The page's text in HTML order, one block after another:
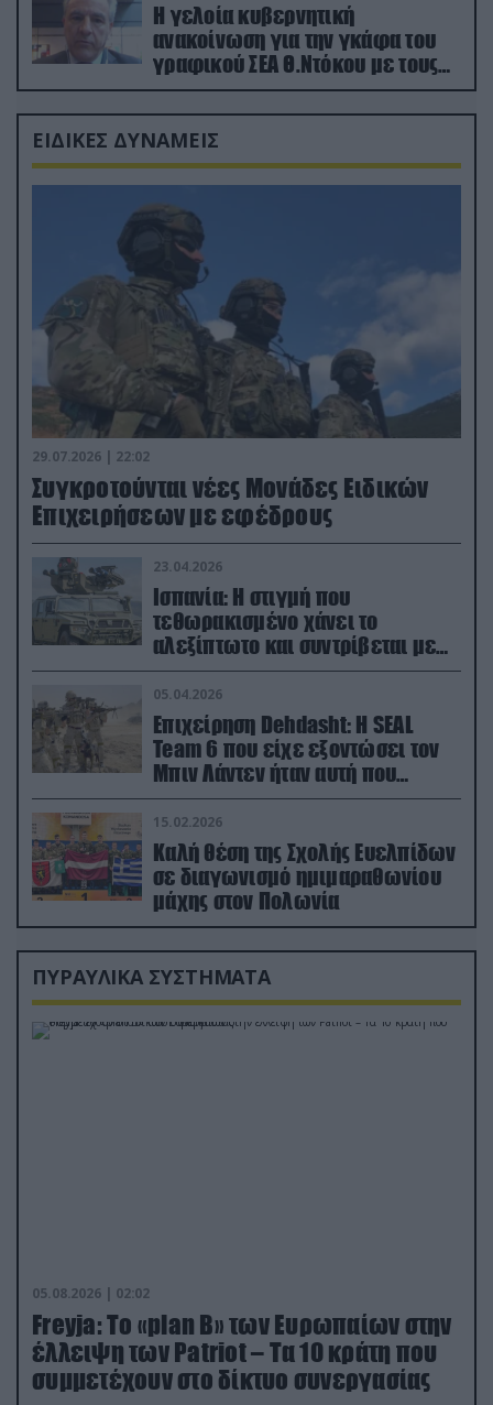
Η γελοία κυβερνητική
ανακοίνωση για την γκάφα του
γραφικού ΣΕΑ Θ.Ντόκου με τους
Ρώσους φαρσέρ
ΕΙΔΙΚΕΣ ΔΥΝΑΜΕΙΣ
29.07.2026 | 22:02
Συγκροτούνται νέες Μονάδες Ειδικών
Επιχειρήσεων με εφέδρους
23.04.2026
Ισπανία: Η στιγμή που
τεθωρακισμένο χάνει το
αλεξίπτωτο και συντρίβεται με
ορμή στο έδαφος (βίντεο)
05.04.2026
Επιχείρηση Dehdasht: Η SEAL
Team 6 που είχε εξοντώσει τον
Μπιν Λάντεν ήταν αυτή που
διέσωσε τον πιλότο του F-15
15.02.2026
Καλή θέση της Σχολής Ευελπίδων
σε διαγωνισμό ημιμαραθωνίου
μάχης στον Πολωνία
ΠΥΡΑΥΛΙΚΑ ΣΥΣΤΗΜΑΤΑ
05.08.2026 | 02:02
Freyja: Το «plan Β» των Ευρωπαίων στην
έλλειψη των Patriot – Τα 10 κράτη που
συμμετέχουν στο δίκτυο συνεργασίας